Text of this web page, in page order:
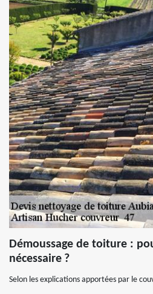
Démoussage de toiture :
nécessaire ?
Selon les explications apportées par le